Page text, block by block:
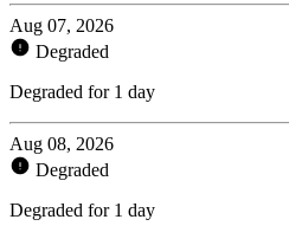
Aug 07, 2026
Degraded
Degraded for 1 day
Aug 08, 2026
Degraded
Degraded for 1 day